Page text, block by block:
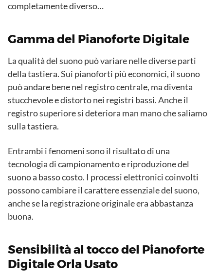
completamente diverso…
Gamma del Pianoforte Digitale
La qualità del suono può variare nelle diverse parti
della tastiera. Sui pianoforti più economici, il suono
può andare bene nel registro centrale, ma diventa
stucchevole e distorto nei registri bassi. Anche il
registro superiore si deteriora man mano che saliamo
sulla tastiera.
Entrambi i fenomeni sono il risultato di una
tecnologia di campionamento e riproduzione del
suono a basso costo. I processi elettronici coinvolti
possono cambiare il carattere essenziale del suono,
anche se la registrazione originale era abbastanza
buona.
Sensibilità al tocco del Pianoforte
Digitale Orla Usato